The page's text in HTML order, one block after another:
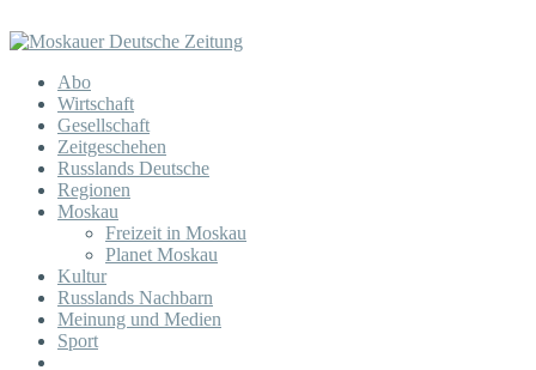
Abo
Wirtschaft
Gesellschaft
Zeitgeschehen
Russlands Deutsche
Regionen
Moskau
Freizeit in Moskau
Planet Moskau
Kultur
Russlands Nachbarn
Meinung und Medien
Sport